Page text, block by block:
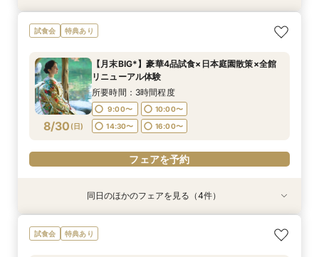
8/29(土)
"気軽に見学"基本相談会
9:00〜
10:00〜
14:30〜
16:00〜
フェアを予約
8/29(土)
【ご結婚が決まったばかりのおふたりへ 】「お
顔合わせ」から結婚式当日までトータルサポート
&絶品ローストビーフの豪華試食会付フェア
所要時間：3時間程度
14:30〜
16:00〜
フェアを予約
8/29(土)
【時期・招待人数何も決まってなくてもOK 創業
80年の八芳園がおふたりをフルサポート】豪華
所要時間：3時間程度
14:30〜
16:00〜
フェアを予約
試食会 特典あり
8/30 (日)
【月末BIG*】豪華4品試食×日本庭園散策×全館
リニューアル体験
所要時間：3時間程度
9:00〜
10:00〜
14:30〜
16:00〜
フェアを予約
特典あり
"気軽に見学"基本相談会
特典あり
【ご結婚が決まったばかりのおふたりへ 】「お
顔合わせ」から結婚式当日までトータルサポート
特典あり
【時期・招待人数何も決まってなくてもOK 創業
80年の八芳園がおふたりをフルサポート】豪華
特典あり
【結婚式に向けた不安を解消！】25年10月に全
館リニューアルした八芳園を満喫！四季を感じる
同日のほかのフェアを見る（4件）
試食会 特典あり